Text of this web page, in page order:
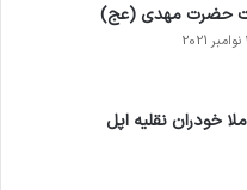
حضرت مهدی (عج)
خودران نقلیه اپل